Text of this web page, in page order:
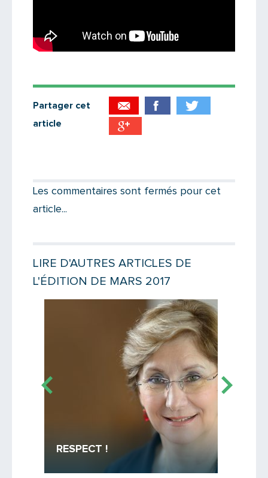
Partager cet
article
Message
Les commentaires sont fermés pour cet
article...
LIRE D'AUTRES ARTICLES DE
L'ÉDITION DE MARS 2017
RESPECT !